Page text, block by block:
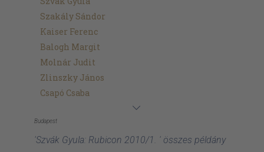
Szakály Sándor
Kaiser Ferenc
Balogh Margit
Molnár Judit
Zlinszky János
Csapó Csaba
Budapest
'Szvák Gyula: Rubicon 2010/1. ' összes példány